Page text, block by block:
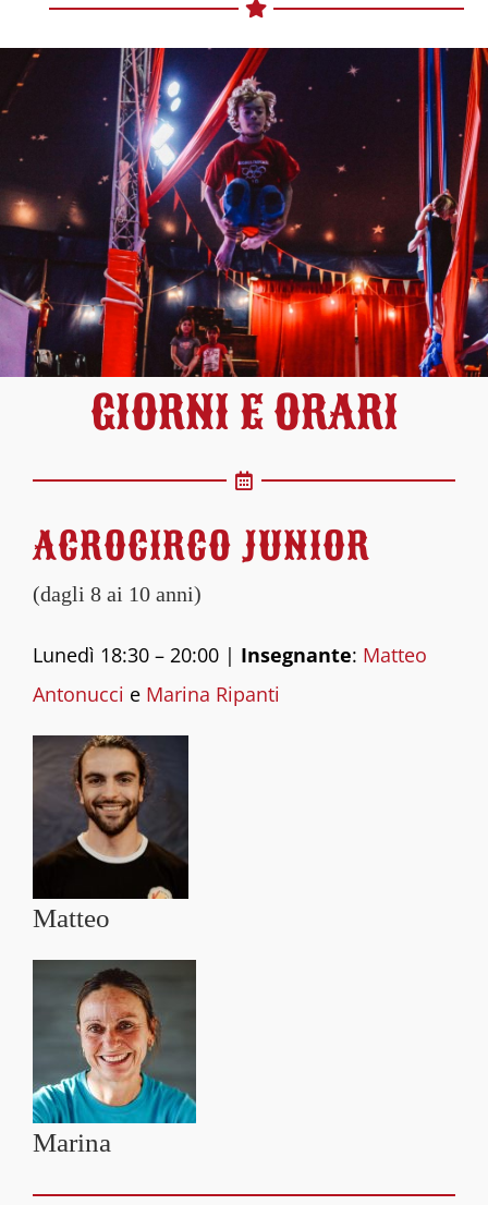
GIORNI E ORARI
ACROCIRCO JUNIOR
(dagli 8 ai 10 anni)
Lunedì 18:30 – 20:00 | Insegnante: Matteo
Antonucci e Marina Ripanti
Matteo
Marina